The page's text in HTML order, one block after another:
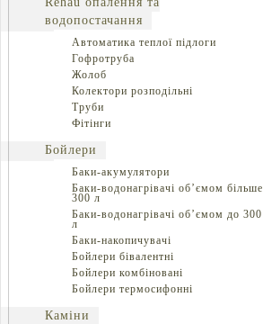
водопостачання
Автоматика теплої підлоги
Гофротруба
Жолоб
Колектори розподільні
Труби
Фітінги
Бойлери
Баки-акумулятори
Баки-водонагрівачі об’ємом більше
300 л
Баки-водонагрівачі об’ємом до 300
л
Баки-накопичувачі
Бойлери бівалентні
Бойлери комбіновані
Бойлери термосифонні
Каміни